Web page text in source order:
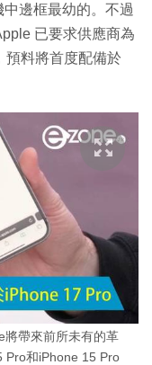
邊框最幼的。不過
已要求供應商為
預料將首度配備於
將帶來前所未有的革
Pro和iPhone 15 Pro